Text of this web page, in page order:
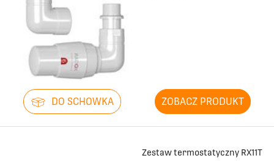
DO SCHOWKA ZOBACZ PRODUKT
Zestaw termostatyczny RX11T